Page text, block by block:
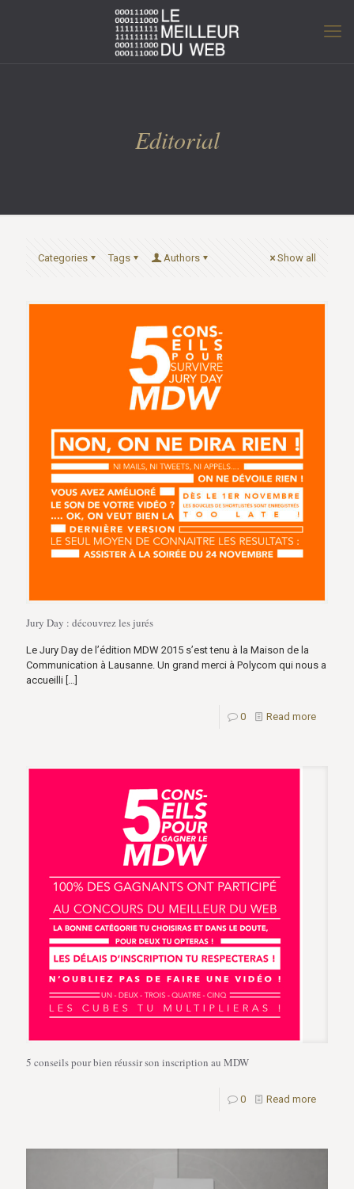
Editorial
Categories Tags Authors Show all
Jury Day : découvrez les jurés
Le Jury Day de l’édition MDW 2015 s’est tenu à la Maison de la
Communication à Lausanne. Un grand merci à Polycom qui nous a
accueilli […]
0 Read more
5 conseils pour bien réussir son inscription au MDW
0 Read more